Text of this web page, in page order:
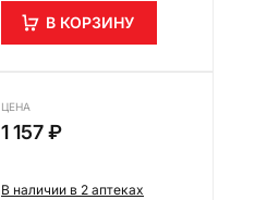
В КОРЗИНУ
ЦЕНА
1 157 ₽
В наличии в 2 аптеках